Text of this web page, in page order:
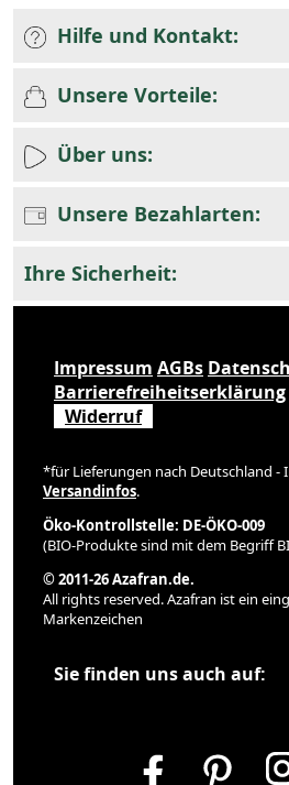
Hilfe und Kontakt:
Unsere Vorteile:
Über uns:
Unsere Bezahlarten:
Ihre Sicherheit:
Impressum AGBs
Barrierefreiheitserklärung
Widerruf
*für Lieferungen nach Deutschland -
Versandinfos.
Öko-Kontrollstelle: DE-ÖKO-009
(BIO-Produkte sind mit dem Begriff
© 2011-26 Azafran.de.
All rights reserved. Azafran ist ein
Markenzeichen
Sie finden uns auch auf: